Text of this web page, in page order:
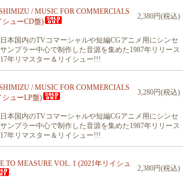
/ MUSIC FOR COMMERCIALS
シューCD盤)
2,380円(税込)
本国内のTVコマーシャルや短編CGアニメ用にシンセ
ンプラー中心で制作した音源を集めた1987年リリース
年リマスター＆リイシュー!!!
/ MUSIC FOR COMMERCIALS
シューLP盤)
3,280円(税込)
本国内のTVコマーシャルや短編CGアニメ用にシンセ
ンプラー中心で制作した音源を集めた1987年リリース
年リマスター＆リイシュー!!!
TO MEASURE VOL. 1 (2021年リイシュ
2,380円(税込)